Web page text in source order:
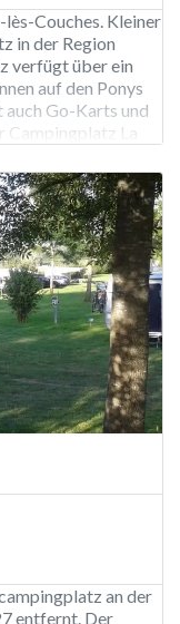
Couches. Kleiner
in der Region
verfügt über ein
auf den Ponys
Go-Karts und
Campingplatz La
an der
entfernt. Der